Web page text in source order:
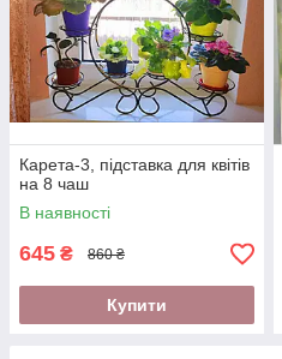
Карета-3, підставка для квітів
на 8 чаш
В наявності
645 ₴ 860 ₴
Купити